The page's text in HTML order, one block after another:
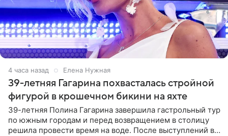
4 часа назад Елена Нужная
39-летняя Гагарина похвасталась стройной
фигурой в крошечном бикини на яхте
39-летняя Полина Гагарина завершила гастрольный тур
по южным городам и перед возвращением в столицу
решила провести время на воде. После выступлений в